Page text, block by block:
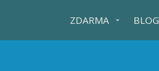
ZDARMA BLOG